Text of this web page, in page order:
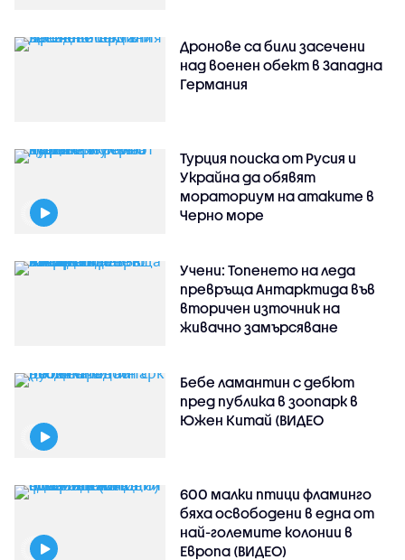
Дронове са били засечени
над военен обект в Западна
Германия
Турция поиска от Русия и
Украйна да обявят
мораториум на атаките в
Черно море
Учени: Топенето на леда
превръща Антарктида във
вторичен източник на
живачно замърсяване
Бебе ламантин с дебют
пред публика в зоопарк в
Южен Китай (ВИДЕО
600 малки птици фламинго
бяха освободени в една от
най-големите колонии в
Европа (ВИДЕО)